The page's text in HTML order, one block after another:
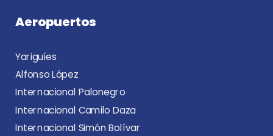
Aeropuertos
Yariguíes
Alfonso López
Internacional Palonegro
Internacional Camilo Daza
Internacional Simón Bolívar